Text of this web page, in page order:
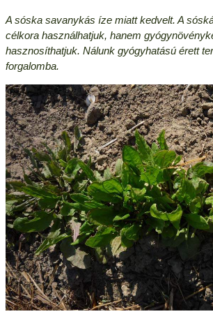
A sóska savanykás íze miatt kedvelt. A
célkora használhatjuk, hanem
hasznosíthatjuk. Nálunk gyógyhatású érett
forgalomba.